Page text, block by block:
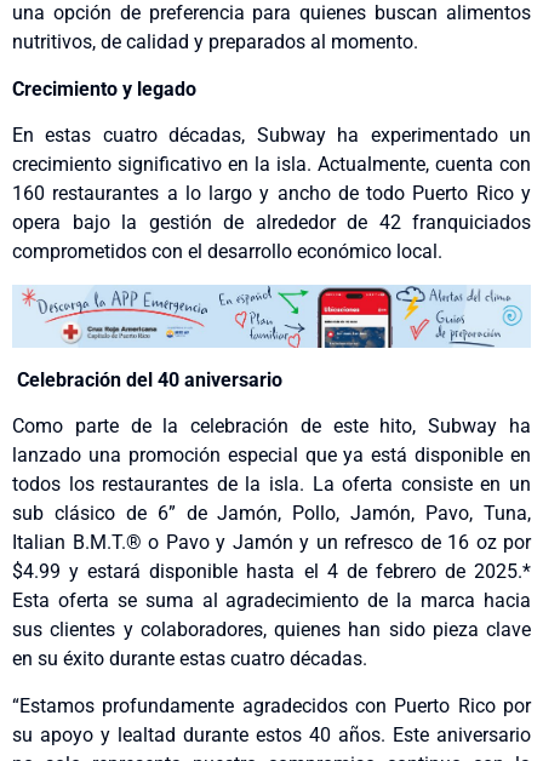
una opción de preferencia para quienes buscan alimentos
nutritivos, de calidad y preparados al momento.
Crecimiento y legado
En estas cuatro décadas, Subway ha experimentado un
crecimiento significativo en la isla. Actualmente, cuenta con
160 restaurantes a lo largo y ancho de todo Puerto Rico y
opera bajo la gestión de alrededor de 42 franquiciados
comprometidos con el desarrollo económico local.
Celebración del 40 aniversario
Como parte de la celebración de este hito, Subway ha
lanzado una promoción especial que ya está disponible en
todos los restaurantes de la isla. La oferta consiste en un
sub clásico de 6” de Jamón, Pollo, Jamón, Pavo, Tuna,
Italian B.M.T.® o Pavo y Jamón y un refresco de 16 oz por
$4.99 y estará disponible hasta el 4 de febrero de 2025.*
Esta oferta se suma al agradecimiento de la marca hacia
sus clientes y colaboradores, quienes han sido pieza clave
en su éxito durante estas cuatro décadas.
“Estamos profundamente agradecidos con Puerto Rico por
su apoyo y lealtad durante estos 40 años. Este aniversario